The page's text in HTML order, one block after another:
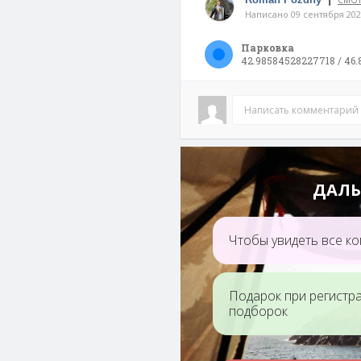
Написано 09 сентября
Парковка
42.98584528227718 /
Написать комментарий
Чтобы увидеть все
Подарок при
подборок